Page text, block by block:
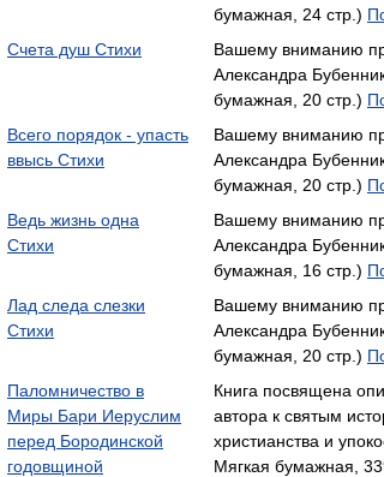
бумажная, 24 стр.)
Счета душ Стихи
Вашему вниманию
Александра
бумажная, 20 стр.)
Всего порядок - упасть
ввысь Стихи
Вашему вниманию
Александра
бумажная, 20 стр.)
Ведь жизнь одна
Стихи
Вашему вниманию
Александра
бумажная, 16 стр.)
Лад следа слезки
Стихи
Вашему вниманию
Александра
бумажная, 20 стр.)
Паломничество в
Миры Бари Иеруслим
перед Бородинской
годовщиной
Книга посвящена
автора к святым
христианства и
Мягкая бумажная,